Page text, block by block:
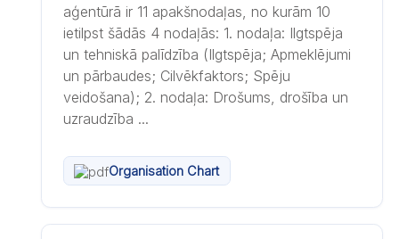
aģentūrā ir 11 apakšnodaļas, no kurām 10
ietilpst šādās 4 nodaļās: 1. nodaļa: Ilgtspēja
un tehniskā palīdzība (Ilgtspēja; Apmeklējumi
un pārbaudes; Cilvēkfaktors; Spēju
veidošana); 2. nodaļa: Drošums, drošība un
uzraudzība ...
Organisation Chart